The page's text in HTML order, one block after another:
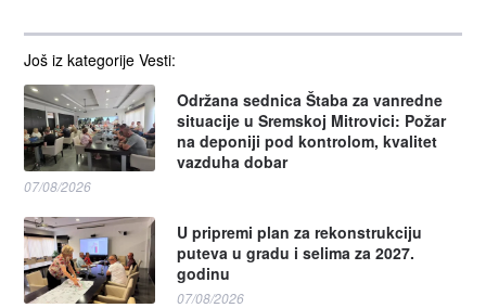
Još iz kategorije Vesti:
Održana sednica Štaba za vanredne
situacije u Sremskoj Mitrovici: Požar
na deponiji pod kontrolom, kvalitet
vazduha dobar
07/08/2026
U pripremi plan za rekonstrukciju
puteva u gradu i selima za 2027.
godinu
07/08/2026